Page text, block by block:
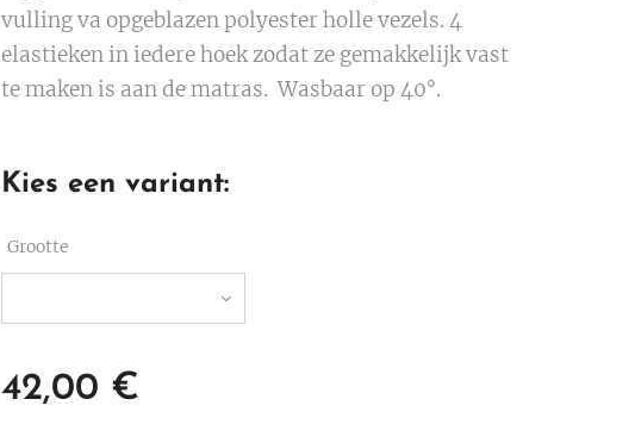
vulling va opgeblazen polyester holle vezels. 4
elastieken in iedere hoek zodat ze gemakkelijk vast
te maken is aan de matras. Wasbaar op 40°.
Kies een variant:
Grootte
42,00 €